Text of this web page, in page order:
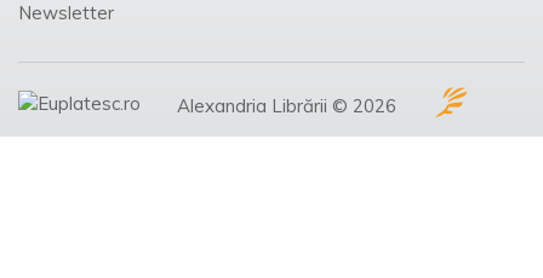
Newsletter
Alexandria Librării © 2026